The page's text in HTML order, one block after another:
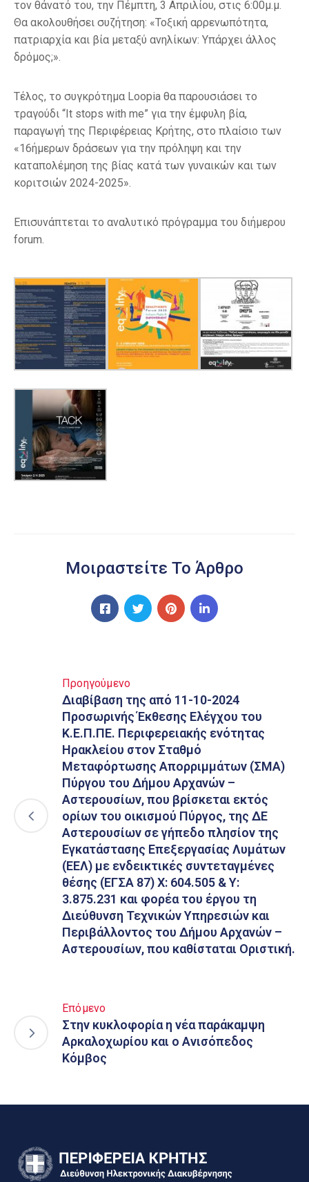
τον θάνατό του, την Πέμπτη, 3 Απριλίου, στις 6:00μ.μ.
Θα ακολουθήσει συζήτηση: «Τοξική αρρενωπότητα,
πατριαρχία και βία μεταξύ ανηλίκων: Υπάρχει άλλος
δρόμος;».
Τέλος, το συγκρότημα Loopia θα παρουσιάσει το
τραγούδι “It stops with me” για την έμφυλη βία,
παραγωγή της Περιφέρειας Κρήτης, στο πλαίσιο των
«16ήμερων δράσεων για την πρόληψη και την
καταπολέμηση της βίας κατά των γυναικών και των
κοριτσιών 2024-2025».
Επισυνάπτεται το αναλυτικό πρόγραμμα του διήμερου
forum.
Μοιραστείτε Το Άρθρο
Προηγούμενο
Διαβίβαση της από 11-10-2024
Προσωρινής Έκθεσης Ελέγχου του
Κ.Ε.Π.ΠΕ. Περιφερειακής ενότητας
Ηρακλείου στον Σταθμό
Μεταφόρτωσης Απορριμμάτων (ΣΜΑ)
Πύργου του Δήμου Αρχανών –
Αστερουσίων, που βρίσκεται εκτός
ορίων του οικισμού Πύργος, της ΔΕ
Αστερουσίων σε γήπεδο πλησίον της
Εγκατάστασης Επεξεργασίας Λυμάτων
(ΕΕΛ) με ενδεικτικές συντεταγμένες
θέσης (ΕΓΣΑ 87) Χ: 604.505 & Υ:
3.875.231 και φορέα του έργου τη
Διεύθυνση Τεχνικών Υπηρεσιών και
Περιβάλλοντος του Δήμου Αρχανών –
Αστερουσίων, που καθίσταται Οριστική.
Επόμενο
Στην κυκλοφορία η νέα παράκαμψη
Αρκαλοχωρίου και ο Ανισόπεδος
Κόμβος